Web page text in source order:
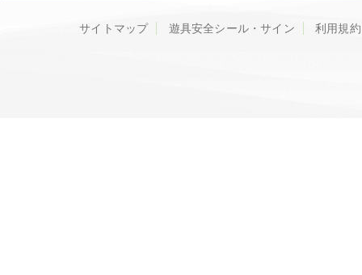
サイトマップ 遊具安全シール・サイン 利用規約